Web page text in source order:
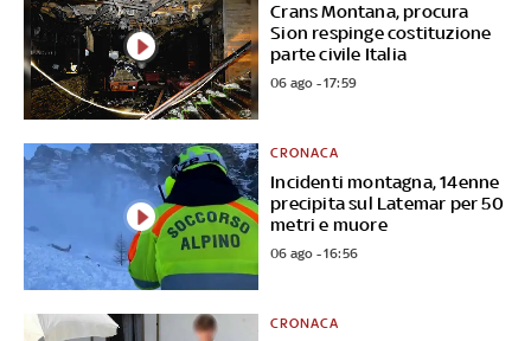
Crans Montana, procura
Sion respinge costituzione
parte civile Italia
06 ago - 17:59
Incidenti montagna, 14enne
precipita sul Latemar per 50
metri e muore
CRONACA
06 ago - 16:56
CRONACA